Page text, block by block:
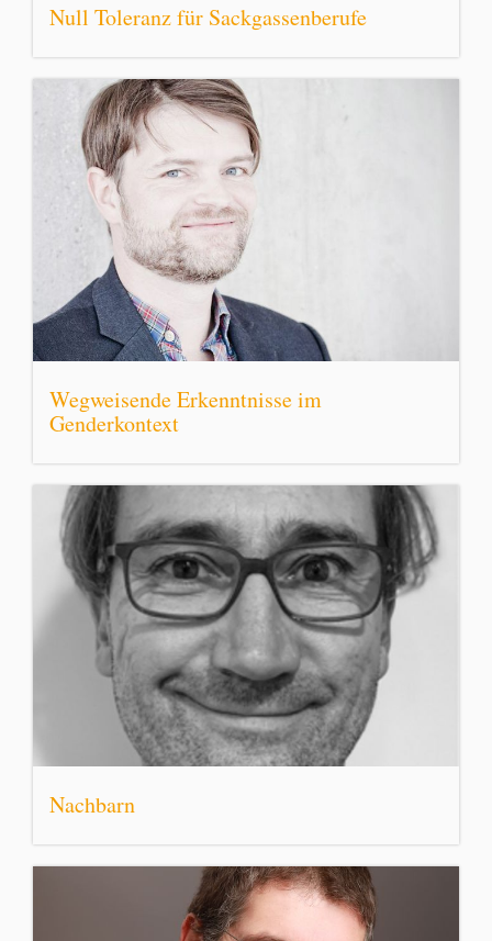
Null Toleranz für Sackgassenberufe
Wegweisende Erkenntnisse im
Genderkontext
Nachbarn